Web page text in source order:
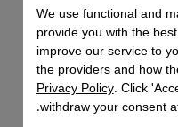
We use functional and
provide you with the
improve our service to
the providers and how
Privacy Policy. Click
withdraw your consent